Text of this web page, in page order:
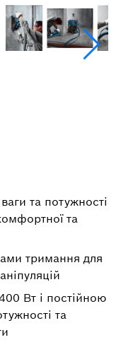
та потужності
та
тримання для
Вт і постійною
та